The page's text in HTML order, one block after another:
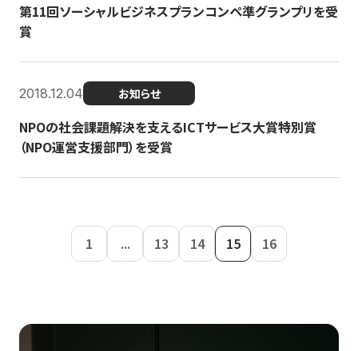
第11回ソーシャルビジネスプランコンペ準グランプリを受
賞
2018.12.04 お知らせ
NPOの社会課題解決を支えるICTサービス大賞特別賞
（NPO運営支援部門）を受賞
1 ... 13 14 15 16